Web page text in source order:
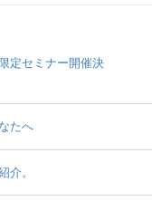
定セミナー開催決
たへ
介。